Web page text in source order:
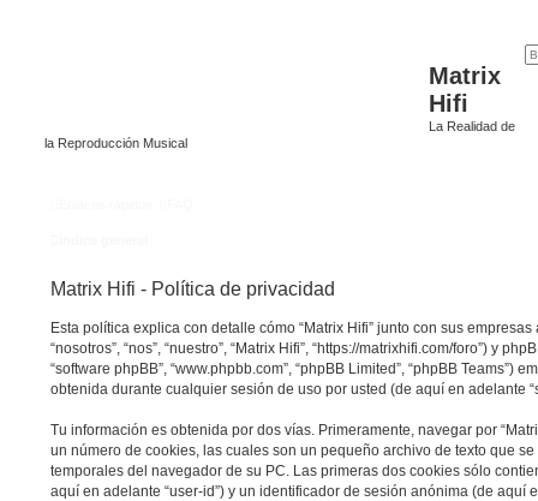
Matrix
Hifi
La Realidad de
la Reproducción Musical
Matrix Hifi - Política de privacidad
Esta política explica con detalle cómo “Matrix Hifi” junto con sus
“nosotros”, “nos”, “nuestro”, “Matrix Hifi”, “https://matrixhifi.com/foro”) y
“software phpBB”, “www.phpbb.com”, “phpBB Limited”, “phpBB Teams”)
obtenida durante cualquier sesión de uso por usted (de aquí en adelante
Tu información es obtenida por dos vías. Primeramente, navegar por
un número de cookies, las cuales son un pequeño archivo de texto que
temporales del navegador de su PC. Las primeras dos cookies sólo
aquí en adelante “user-id”) y un identificador de sesión anónima (de aquí